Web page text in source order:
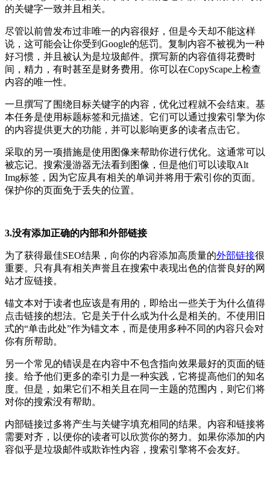
的关键字一致并且相关。
尽管以前曾发布过非唯一的内容很好，但是今天却不能这样
说，这可能会让你受到Google的惩罚。复制内容不被视为一种
好习惯，并且被认为是垃圾邮件。撰写新的内容值得花费时
间，精力，有时甚至是财务费用。你可以在CopyScape上检查
内容的唯一性。
一旦撰写了围绕目标关键字的内容，优化过程就不会结束。基
本任务是使用标题标签和元描述。它们可以通过搜索引擎为你
的内容提供更大的功能，并可以影响更多的读者点击它。
采取的另一项措施是使用图像来帮助你进行优化。这通常可以
被忘记。搜索漫游器无法看到图像，但是他们可以读取Alt
Img标签，因为它应具有相关的单词并将用于索引你的页面。
保护你的页面免于丢失的位置。
3.没有添加正确的内部和外部链接
为了获得最佳SEO结果，向你的内容添加高质量的外部链接很
重要。只有具有相关声誉且在搜索中表现出色的信誉良好的网
站才应链接。
锚文本对于读者也应该是有用的，即给出一些关于为什么值得
点击链接的想法。它是关于什么或为什么是相关的。不使用旧
式的“单击此处”作为锚文本，而是使用多种不同的内容只会对
你有所帮助。
另一个常见的错误是在内容中不包含指向效果最好的页面的链
接。给予他们更多的牵引力是一种实践，它将提高他们的知名
度。但是，如果它们不相关且在同一主题的范围内，则它们将
对你的搜索没有帮助。
内部链接过多将产生与关键字填充相同的结果。内容和链接将
需要对齐，以便你的读者可以欣赏你的努力。如果你添加的内
容似乎是垃圾邮件或欺诈性内容，搜索引擎将不会友好。